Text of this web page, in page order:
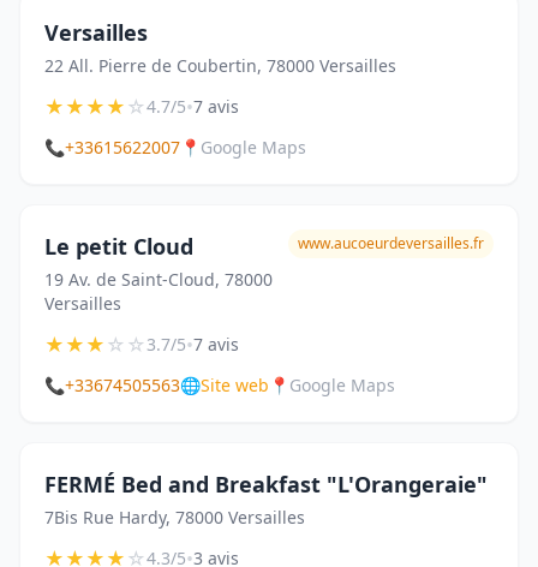
Versailles
22 All. Pierre de Coubertin, 78000 Versailles
★★★★☆4.7/5•7 avis
📞+33615622007 📍 Google Maps
Le petit Cloud
19 Av. de Saint-Cloud, 78000
Versailles
www.aucoeurdeversailles.fr
★★★☆☆3.7/5•7 avis
📞+33674505563🌐Site web 📍 Google Maps
FERMÉ Bed and Breakfast "L'Orangeraie"
7Bis Rue Hardy, 78000 Versailles
★★★★☆4.3/5•3 avis